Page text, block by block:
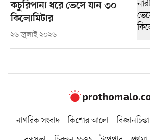
কচুরিপানা ধরে ভেসে যান ৩০
কিলোমিটার
২৬ জুলাই ২০২৬
নাগরিক সংবাদ কিশোর আলো বিজ্ঞানচিন্তা